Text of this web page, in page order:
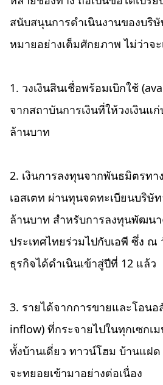
สนับสนุนการดำเนินงานของบริษั
หมายอย่างเต็มศักยภาพ ไม่ว่าจ
1. วงเงินสินเชื่อพร้อมเบิกใช้
จากสถาบันการเงินที่ให้วงเงินแ
ล้านบาท
2. เงินการลงทุนจากพันธมิตรท
เอสเตท ผ่านทุนจดทะเบียนบริษั
ล้านบาท สำหรับการลงทุนพัฒน
ประเทศไทยร่วมไปกับเอพี ซึ่ง
ธุรกิจได้ดำเนินเข้าสู่ปีที่ 12 แล้ว
3. รายได้จากการขายและโอนอ
inflow) ที่กระจายไปในทุกเซกเ
ทั้งบ้านเดี่ยว ทาวน์โฮม บ้านแฝ
จะทยอยเข้ามาอย่างต่อเนื่อง